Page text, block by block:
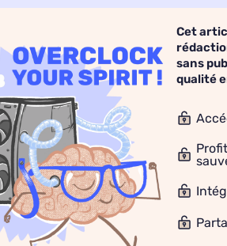
Cet
sans
qualité